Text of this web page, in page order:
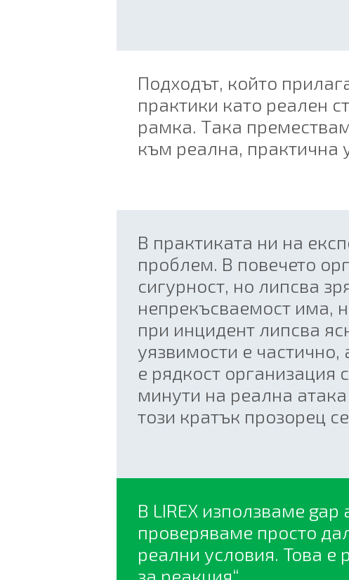
Подходът, който
практики като реален
рамка. Така
към реална, практична
В практиката ни на
проблем. В повечето
сигурност, но липсва
непрекъсваемост има,
при инцидент липсва
уязвимости е
е рядкост организация
минути на реална
този кратък прозорец
В LIREX използваме
проверяваме просто
реални условия. Това е
за реакция“.